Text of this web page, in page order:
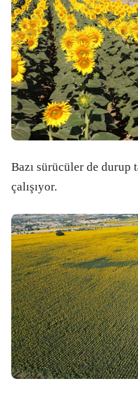
Bazı sürücüler de durup
çalışıyor.